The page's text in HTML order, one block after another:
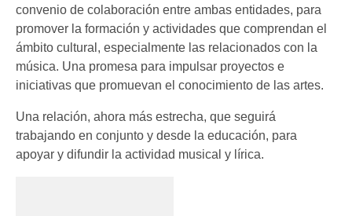
convenio de colaboración entre ambas entidades, para
promover la formación y actividades que comprendan el
ámbito cultural, especialmente las relacionados con la
música. Una promesa para impulsar proyectos e
iniciativas que promuevan el conocimiento de las artes.
Una relación, ahora más estrecha, que seguirá
trabajando en conjunto y desde la educación, para
apoyar y difundir la actividad musical y lírica.